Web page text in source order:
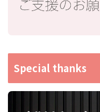
Special thanks